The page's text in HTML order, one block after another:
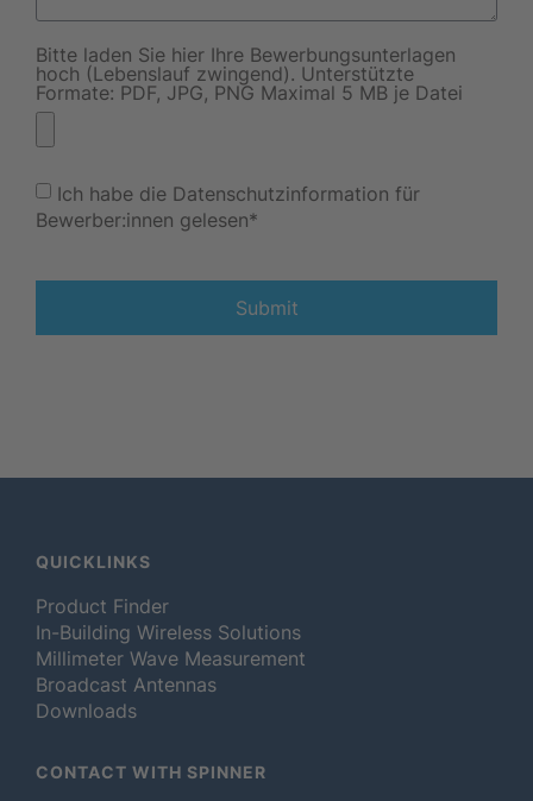
Bitte laden Sie hier Ihre Bewerbungsunterlagen
hoch (Lebenslauf zwingend). Unterstützte
Formate: PDF, JPG, PNG Maximal 5 MB je Datei
Ich habe die Datenschutzinformation für
Bewerber:innen gelesen*
Submit
QUICKLINKS
Product Finder
In-Building Wireless Solutions
Millimeter Wave Measurement
Broadcast Antennas
Downloads
CONTACT WITH SPINNER